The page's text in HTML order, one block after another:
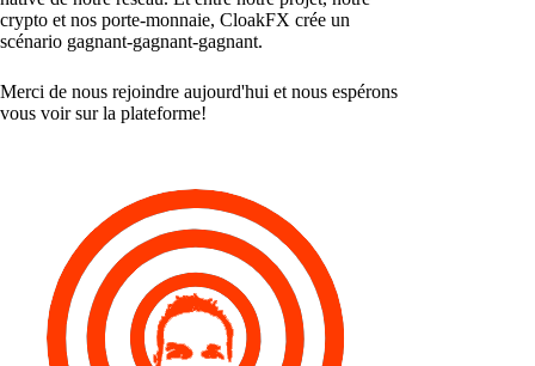
crypto et nos porte-monnaie, CloakFX crée un
scénario gagnant-gagnant-gagnant.
Merci de nous rejoindre aujourd'hui et nous espérons
vous voir sur la plateforme!